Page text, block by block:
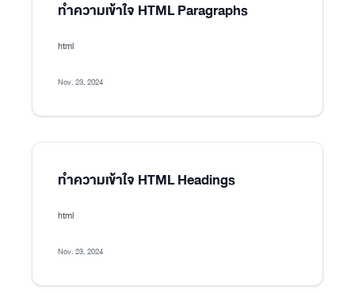
ทำความเข้าใจ HTML Paragraphs
html
Nov. 23, 2024
ทำความเข้าใจ HTML Headings
html
Nov. 23, 2024